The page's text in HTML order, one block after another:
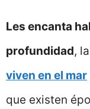
Les encanta
profundidad,
viven en el mar
que existen